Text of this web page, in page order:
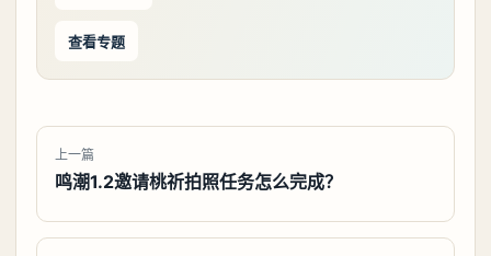
查看专题
上一篇
鸣潮1.2邀请桃祈拍照任务怎么完成？